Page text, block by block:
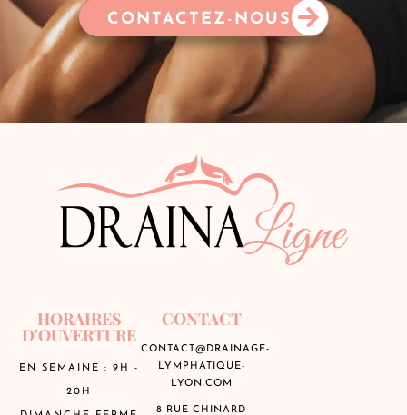
CONTACTEZ-NOUS
HORAIRES
D'OUVERTURE
EN SEMAINE : 9H -
20H
CONTACT
CONTACT@DRAINAGE-
LYMPHATIQUE-
LYON.COM
8 RUE CHINARD